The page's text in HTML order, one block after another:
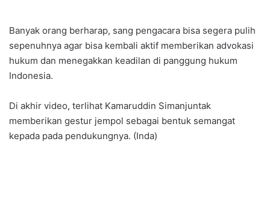
Banyak orang berharap, sang pengacara bisa segera pulih
sepenuhnya agar bisa kembali aktif memberikan advokasi
hukum dan menegakkan keadilan di panggung hukum
Indonesia.
Di akhir video, terlihat Kamaruddin Simanjuntak
memberikan gestur jempol sebagai bentuk semangat
kepada pada pendukungnya. (Inda)